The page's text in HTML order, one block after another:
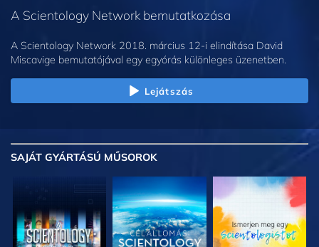
A Scientology Network bemutatkozása
A Scientology Network 2018. március 12-i elindítása David
Miscavige bemutatójával egy egyórás különleges üzenetben.
Lejátszás
SAJÁT GYÁRTÁSÚ MŰSOROK